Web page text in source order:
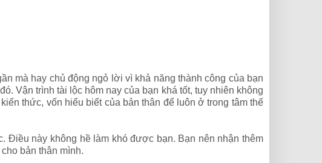
mà hay chủ động ngỏ lời vì khả năng thành công của bạn
Vận trình tài lộc hôm nay của bạn khá tốt, tuy nhiên không
thức, vốn hiểu biết của bản thân để luôn ở trong tâm thế
Điều này không hề làm khó được bạn. Bạn nên nhận thêm
bản thân mình.